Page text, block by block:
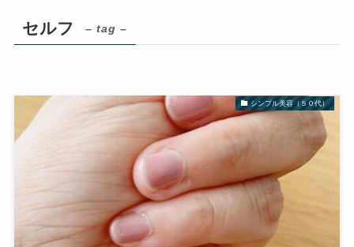
セルフ – tag –
シンプル美容（５０代）